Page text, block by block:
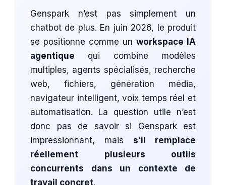
Genspark n’est pas simplement un
chatbot de plus. En juin 2026, le produit
se positionne comme un workspace IA
agentique qui combine modèles
multiples, agents spécialisés, recherche
web, fichiers, génération média,
navigateur intelligent, voix temps réel et
automatisation. La question utile n’est
donc pas de savoir si Genspark est
impressionnant, mais s’il remplace
réellement plusieurs outils
concurrents dans un contexte de
travail concret.